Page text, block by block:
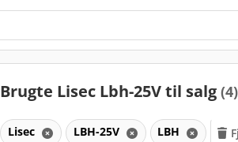
Brugte Lisec Lbh-25V til salg (4)
Lisec LBH-25V LBH